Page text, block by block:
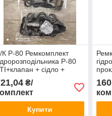
К Р-80 Ремкомплект
Р-80
+ сідло +
₴/
Купити